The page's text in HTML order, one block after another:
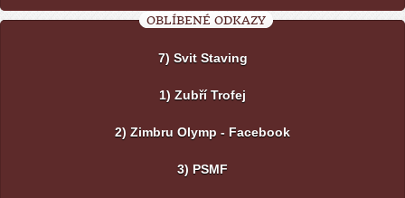
OBLÍBENÉ ODKAZY
7) Svit Staving
1) Zubří Trofej
2) Zimbru Olymp - Facebook
3) PSMF